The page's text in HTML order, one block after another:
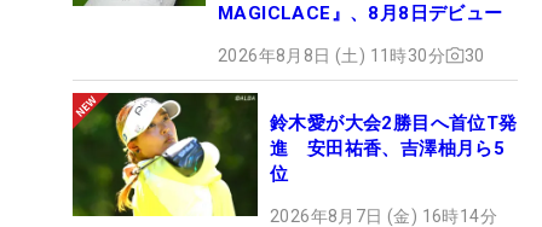
MAGICLACE』、8月8日デビュー
2026年8月8日 (土) 11時30分 30
鈴木愛が大会2勝目へ首位T発
進 安田祐香、吉澤柚月ら5
位
2026年8月7日 (金) 16時14分